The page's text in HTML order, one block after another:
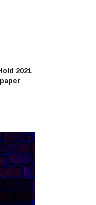
2021